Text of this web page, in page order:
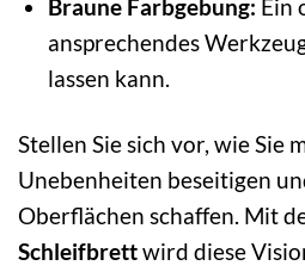
Braune Farbgebung: Ein
ansprechendes
lassen kann.
Stellen Sie sich vor, wie Sie
Unebenheiten beseitigen
Oberflächen schaffen. Mit
Schleifbrettwird diese